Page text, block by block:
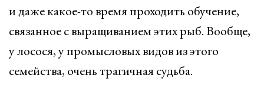
и даже какое-то время проходить обучение,
связанное с выращиванием этих рыб. Вообще,
у лосося, у промысловых видов из этого
семейства, очень трагичная судьба.